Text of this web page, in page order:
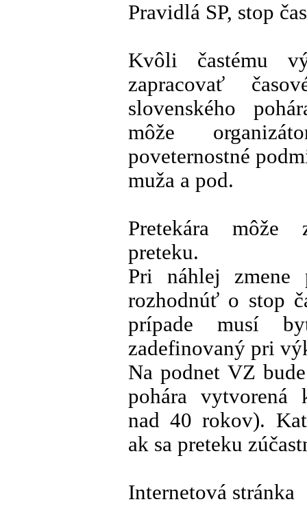
Pravidlá SP, stop
Kvôli častému
zapracovať
slovenského
môže
poveternostné
muža a pod.
Pretekára môže
preteku.
Pri náhlej zmene
rozhodnúť o stop
prípade musí
zadefinovaný pri
Na podnet VZ
pohára vytvorená
nad 40 rokov).
ak sa preteku
Internetová stránka